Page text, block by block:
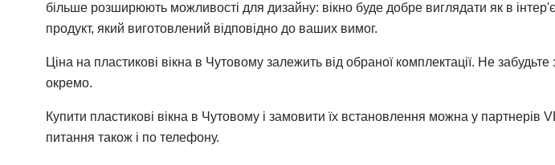
більше розширюють можливості для дизайну: вікно буде добре виглядати як в
продукт, який виготовлений відповідно до ваших вимог.
Ціна на пластикові вікна в Чутовому залежить від обраної комплектації. Не
окремо.
Купити пластикові вікна в Чутовому і замовити їх встановлення можна у партнерів
питання також і по телефону.